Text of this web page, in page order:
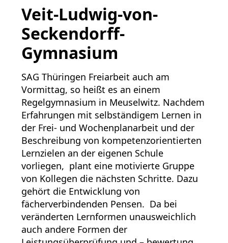
Veit-Ludwig-von-
Seckendorff-
Gymnasium
SAG Thüringen Freiarbeit auch am
Vormittag, so heißt es an einem
Regelgymnasium in Meuselwitz. Nachdem
Erfahrungen mit selbständigem Lernen in
der Frei- und Wochenplanarbeit und der
Beschreibung von kompetenzorientierten
Lernzielen an der eigenen Schule
vorliegen, plant eine motivierte Gruppe
von Kollegen die nächsten Schritte. Dazu
gehört die Entwicklung von
fächerverbindenden Pensen. Da bei
veränderten Lernformen unausweichlich
auch andere Formen der